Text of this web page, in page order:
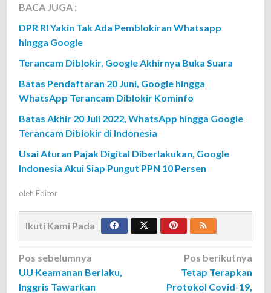
BACA JUGA :
DPR RI Yakin Tak Ada Pemblokiran Whatsapp
hingga Google
Terancam Diblokir, Google Akhirnya Buka Suara
Batas Pendaftaran 20 Juni, Google hingga
WhatsApp Terancam Diblokir Kominfo
Batas Akhir 20 Juli 2022, WhatsApp hingga Google
Terancam Diblokir di Indonesia
Usai Aturan Pajak Digital Diberlakukan, Google
Indonesia Akui Siap Pungut PPN 10 Persen
oleh Editor
Ikuti Kami Pada
Navigasi
pos
Pos sebelumnya
UU Keamanan Berlaku,
Inggris Tawarkan
Pos berikutnya
Tetap Terapkan
Protokol Covid-19,